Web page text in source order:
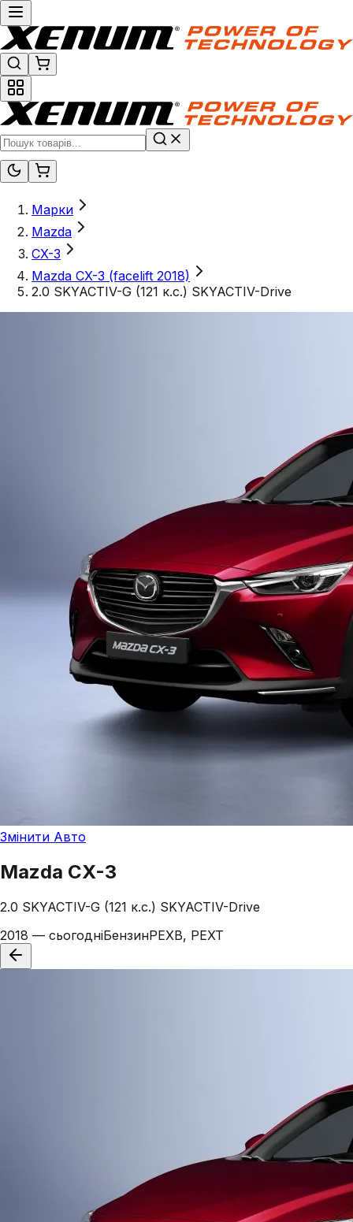
Марки
Mazda
CX-3
Mazda CX-3 (facelift 2018)
2.0 SKYACTIV-G (121 к.с.) SKYACTIV-Drive
Змінити Авто
Mazda CX-3
2.0 SKYACTIV-G (121 к.с.) SKYACTIV-Drive
2018 — сьогодніБензинPEXB, PEXT